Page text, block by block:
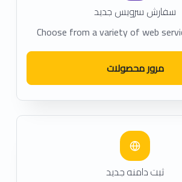
سفارش سرویس جدید
Choose from a variety of web
مرور محصولات
ثبت دامنه جدید